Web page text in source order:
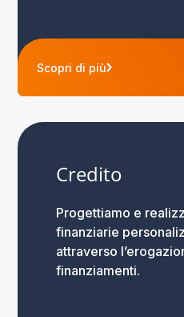
Scopri di più
Credito
Progettiamo e
finanziarie
attraverso
finanziamenti.